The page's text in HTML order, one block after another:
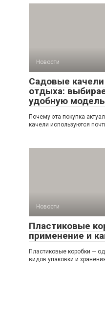
Новости
Садовые
отдыха:
удобную модель
Почему эта покупка
качели используются
Новости
Пластиковые
применение и
Пластиковые коробки —
видов упаковки и